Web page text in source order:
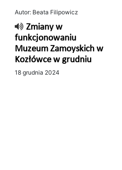
Autor: Beata Filipowicz
Zmiany w
funkcjonowaniu
Muzeum Zamoyskich w
Kozłówce w grudniu
18 grudnia 2024